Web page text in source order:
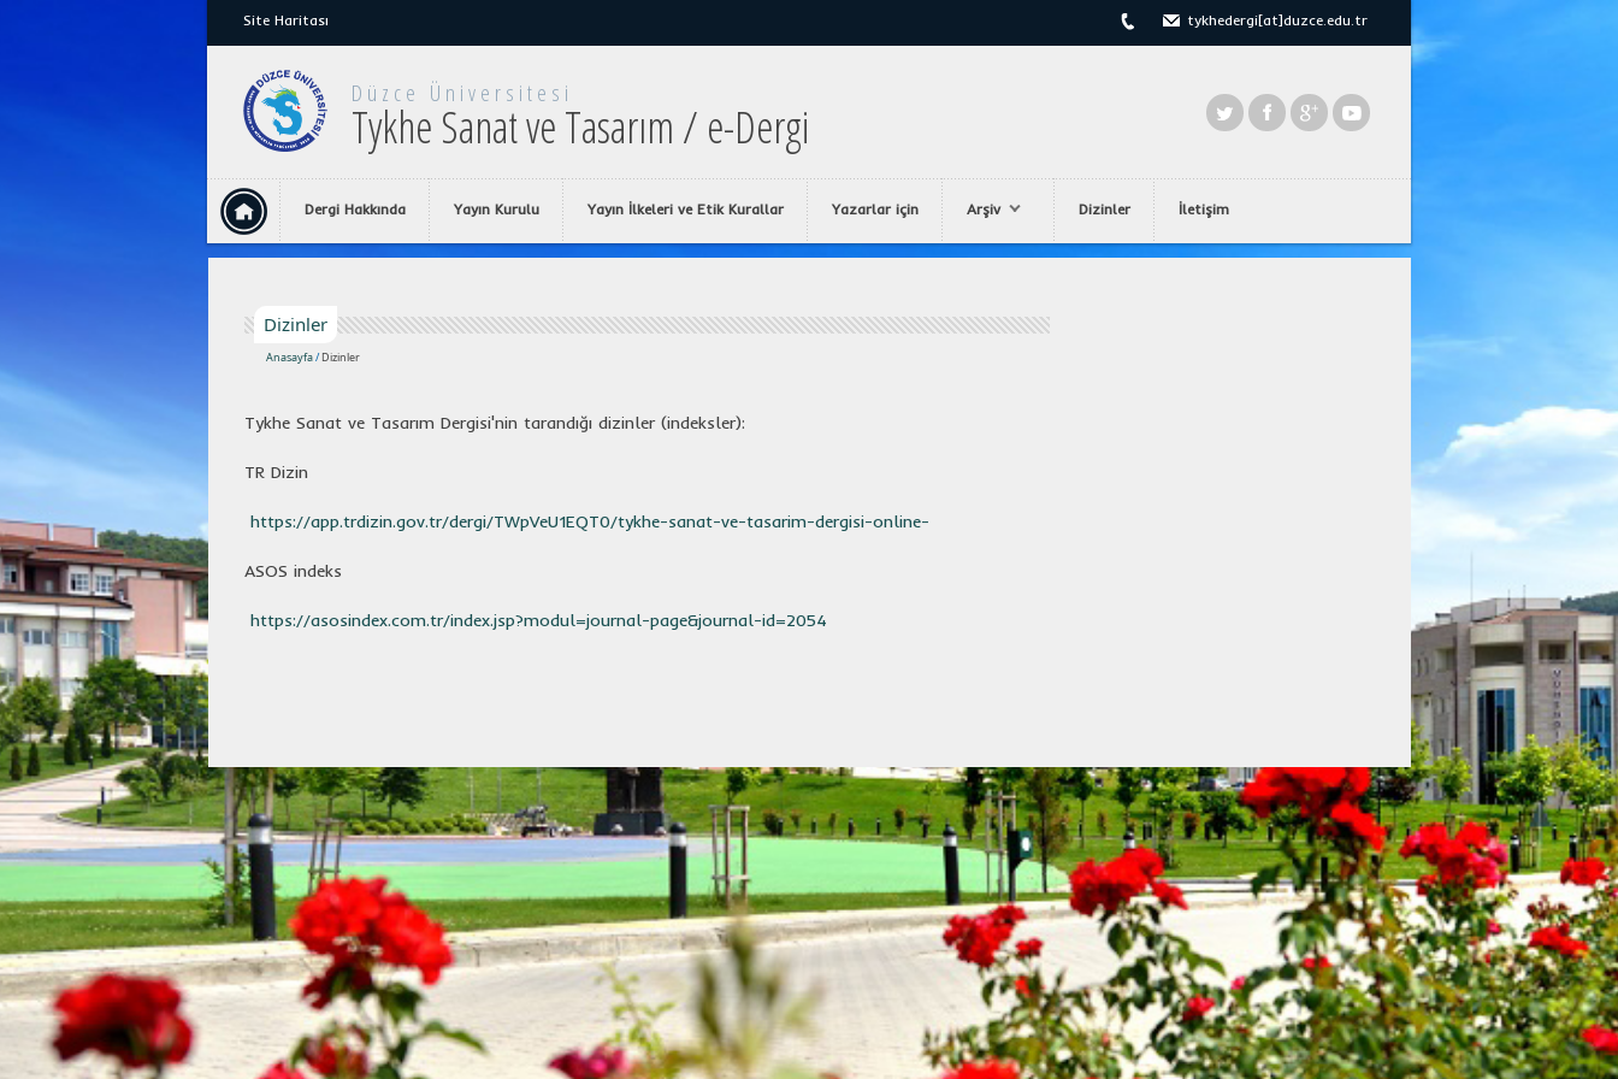
Site Haritası tykhedergi[at]duzce.edu.tr
Düzce Üniversitesi
Tykhe Sanat ve Tasarım / e-Dergi
Dergi Hakkında Yayın Kurulu Yayın İlkeleri ve Etik Kurallar Yazarlar için Arşiv Dizinler İletişim
Dizinler
Anasayfa/Dizinler
Tykhe Sanat ve Tasarım Dergisi'nin tarandığı dizinler (indeksler):
TR Dizin
https://app.trdizin.gov.tr/dergi/TWpVeU1EQT0/tykhe-sanat-ve-tasarim-dergisi-online-
ASOS indeks
https://asosindex.com.tr/index.jsp?modul=journal-page&journal-id=2054